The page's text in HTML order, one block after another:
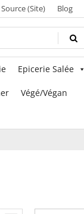
Source (Site) Blog
Epicerie Salée
Végé/Végan